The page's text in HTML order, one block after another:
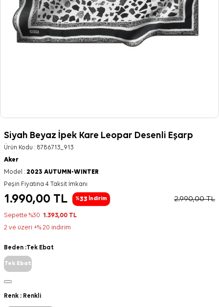
Siyah Beyaz İpek Kare Leopar Desenli Eşarp
Ürün Kodu : 8786713_913
Aker
Model : 2023 AUTUMN-WINTER
Peşin Fiyatına 4 Taksit İmkanı
1.990,00 TL %33 İndirim 2.990,00TL
Sepette %30 1.393,00 TL
2 ve üzeri +% 20 indirim
Beden :Tek Ebat
Tek Ebat
Renk : Renkli